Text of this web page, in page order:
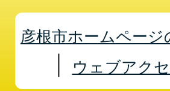
彦根市ホームページ
ウェブアク